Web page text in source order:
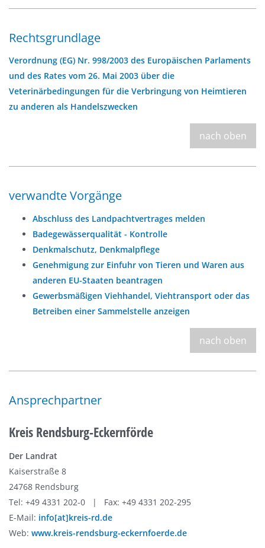
Rechtsgrundlage
Verordnung (EG) Nr. 998/2003 des Europäischen Parlaments
und des Rates vom 26. Mai 2003 über die
Veterinärbedingungen für die Verbringung von Heimtieren
zu anderen als Handelszwecken
nach oben
verwandte Vorgänge
Abschluss des Landpachtvertrages melden
Badegewässerqualität - Kontrolle
Denkmalschutz, Denkmalpflege
Genehmigung zur Einfuhr von Tieren und Waren aus
anderen EU-Staaten beantragen
Gewerbsmäßigen Viehhandel, Viehtransport oder das
Betreiben einer Sammelstelle anzeigen
nach oben
Ansprechpartner
Kreis Rendsburg-Eckernförde
Der Landrat
Kaiserstraße 8
24768 Rendsburg
Tel: +49 4331 202-0 | Fax: +49 4331 202-295
E-Mail: info[at]kreis-rd.de
Web: www.kreis-rendsburg-eckernfoerde.de